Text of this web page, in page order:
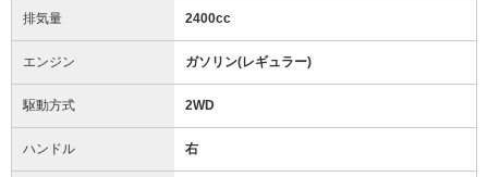
排気量 2400cc
エンジン ガソリン(レギュラー)
駆動方式 2WD
ハンドル 右